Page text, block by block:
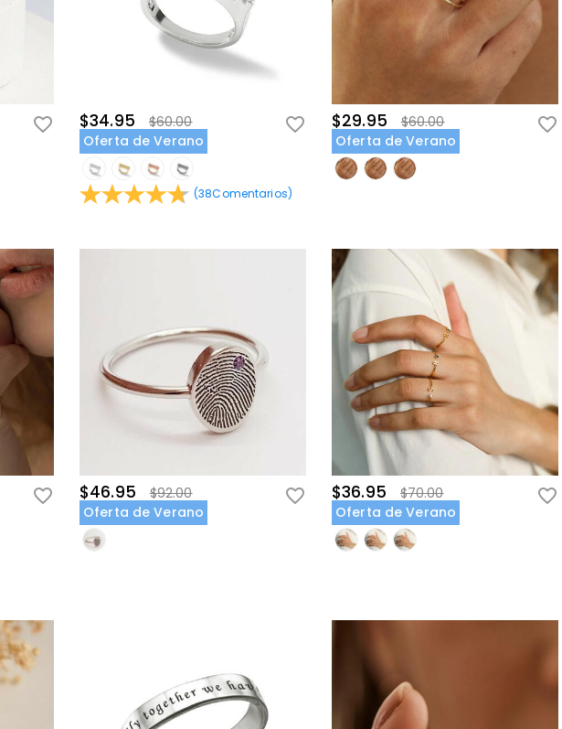
$34.95
$60.00
Oferta de Verano
(38Comentarios)
$29.95
$60.00
Oferta de Verano
$46.95
$92.00
Oferta de Verano
$36.95
$70.00
Oferta de Verano